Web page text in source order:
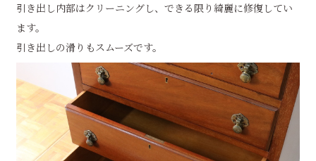
引き出し内部はクリーニングし、できる限り綺麗に修復してい
ます。
引き出しの滑りもスムーズです。